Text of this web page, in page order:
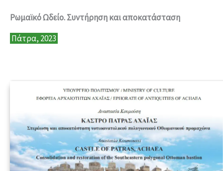
Ρωμαϊκό Ωδείο. Συντήρηση και αποκατάσταση
Πάτρα, 2023